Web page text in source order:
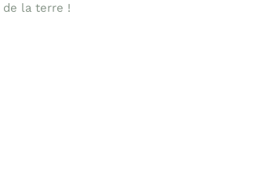
de la terre !